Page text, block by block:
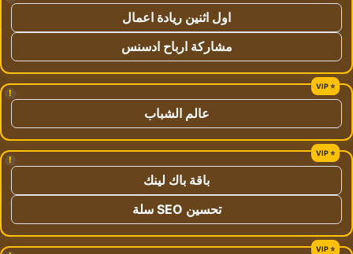
اول اثنين ريادة اعمال
مشاركة ارباح ادسنس
!
عالم الشباب
!
باقة باك لينك
تحسين SEO سلة